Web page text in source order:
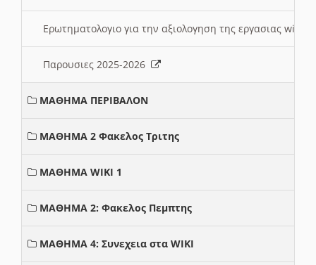
Ερωτηματολογιο για την αξιολογηση της εργασιας wiki
Παρουσιες 2025-2026
ΜΑΘΗΜΑ ΠΕΡΙΒΑΛΟΝ
ΜΑΘΗΜΑ 2 Φακελος Τριτης
ΜΑΘΗΜΑ WIKI 1
ΜΑΘΗΜΑ 2: Φακελος Πεμπτης
ΜΑΘΗΜΑ 4: Συνεχεια στα WIKI